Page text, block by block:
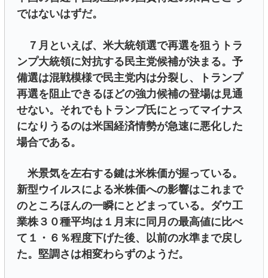
ではないはずだ。
７月といえば、米大統領選で再選を狙うトラ
ンプ大統領に対抗する民主党候補が決まる。予
備選は混戦模様で民主党内は分裂し、トランプ
再選を阻止できるほどの強力候補の登場は見通
せない。それでもトランプ氏にとってマイナス
になりうるのは米国経済情勢が急速に悪化した
場合である。
米景気を左右する鍵は米株価が握っている。
新型ウイルスによる米株価への影響はこれまで
のところほんの一瞬にとどまっている。ダウ工
業株３０種平均は１月末に同月の最高値に比べ
て１・６％程度下げた後、以前の水準まで戻し
た。堅調さは相変わらずのようだ。